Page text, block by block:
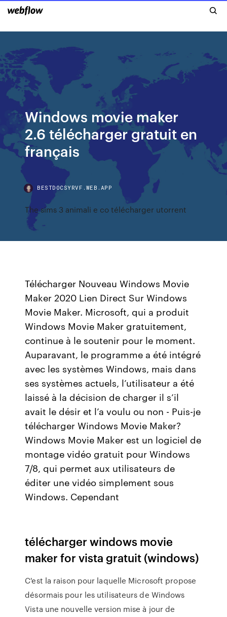
Windows movie maker
2.6 télécharger gratuit en
français
BESTDOCSYRVF.WEB.APP
The sims 3 animali e co télécharger utorrent
Télécharger Nouveau Windows Movie
Maker 2020 Lien Direct Sur Windows
Movie Maker. Microsoft, qui a produit
Windows Movie Maker gratuitement,
continue à le soutenir pour le moment.
Auparavant, le programme a été intégré
avec les systèmes Windows, mais dans
ses systèmes actuels, l’utilisateur a été
laissé à la décision de charger il s’il
avait le désir et l’a voulu ou non - Puis-je
télécharger Windows Movie Maker?
Windows Movie Maker est un logiciel de
montage vidéo gratuit pour Windows
7/8, qui permet aux utilisateurs de
éditer une vidéo simplement sous
Windows. Cependant
télécharger windows movie
maker for vista gratuit (windows)
C'est la raison pour laquelle Microsoft propose
désormais pour les utilisateurs de Windows
Vista une nouvelle version mise à jour de